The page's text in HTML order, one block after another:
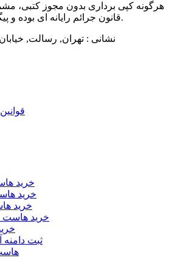
قانون جرائم رایانه ای بوده و پیگرد قانونی خواهد داشت.
نشانی : تهران, رسالت, خیابان آیت,
خرید
خرید
خرید
خرید هاست
ثبت دامنه